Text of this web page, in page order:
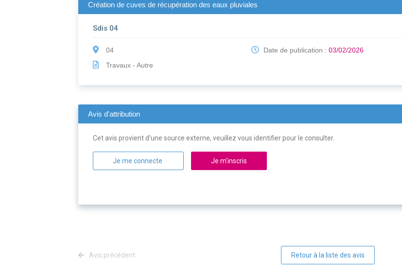
Création de cuves de récupération des eaux pluviales
Sdis 04
04
Travaux - Autre
Date de publication :03/02/2026
Avis d'attribution
Cet avis provient d'une source externe, veuillez vous identifier pour le consulter.
Je me connecte Je m'inscris
Avis précédent Retour à la liste des avis